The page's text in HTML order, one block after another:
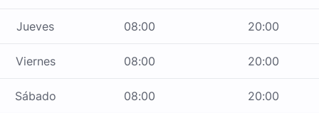
Jueves 08:00 20:00
Viernes 08:00 20:00
Sábado 08:00 20:00